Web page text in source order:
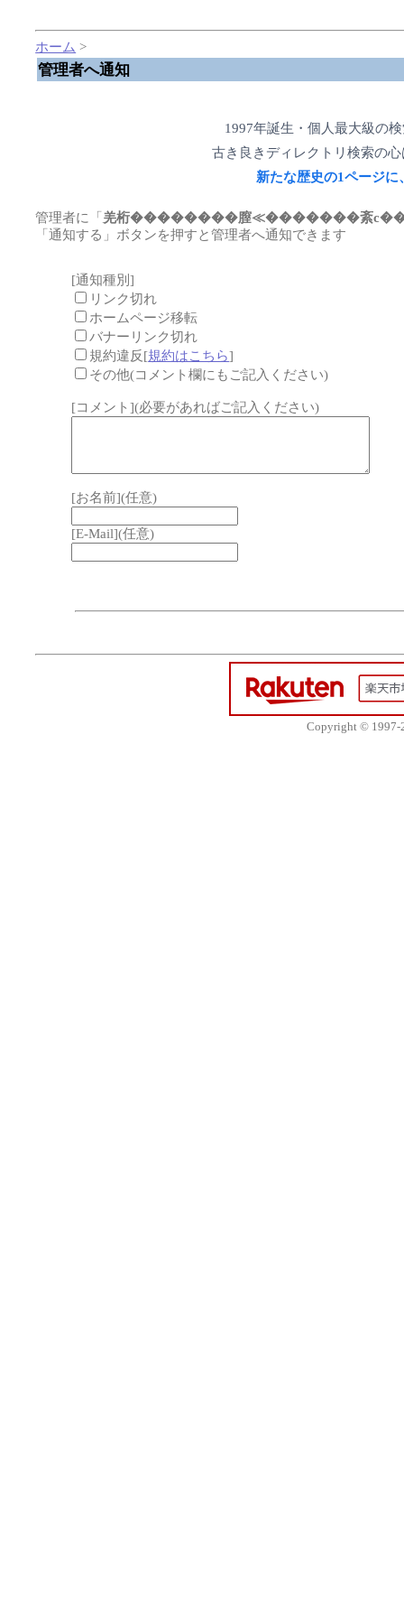
ホーム >
管理者へ通知
1997年誕生・個人最大級の
古き良きディレクトリ検索の
新たな歴史の1ページ
管理者に「 羌桁��������膣≪�������紊
「通知する」ボタンを押すと管理者へ通知できます
[通知種別]
リンク切れ
ホームページ移転
バナーリンク切れ
規約違反[規約はこちら]
その他(コメント欄にもご記入ください)
[コメント](必要があればご記入ください)
[お名前](任意)
[E-Mail](任意)
Copyright © 1997-